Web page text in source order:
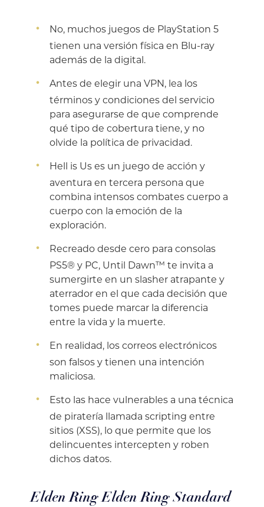
No, muchos juegos de PlayStation 5
tienen una versión física en Blu-ray
además de la digital.
Antes de elegir una VPN, lea los
términos y condiciones del servicio
para asegurarse de que comprende
qué tipo de cobertura tiene, y no
olvide la política de privacidad.
Hell is Us es un juego de acción y
aventura en tercera persona que
combina intensos combates cuerpo a
cuerpo con la emoción de la
exploración.
Recreado desde cero para consolas
PS5® y PC, Until Dawn™ te invita a
sumergirte en un slasher atrapante y
aterrador en el que cada decisión que
tomes puede marcar la diferencia
entre la vida y la muerte.
En realidad, los correos electrónicos
son falsos y tienen una intención
maliciosa.
Esto las hace vulnerables a una técnica
de piratería llamada scripting entre
sitios (XSS), lo que permite que los
delincuentes intercepten y roben
dichos datos.
Elden Ring Elden Ring Standard